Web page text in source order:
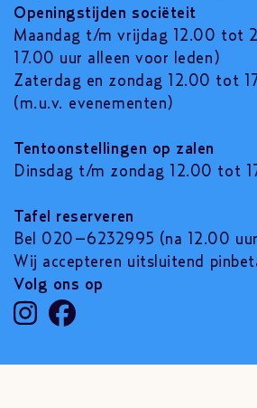
Openingstijden sociëteit
Maandag t/m vrijdag 12.00 tot
17.00 uur alleen voor leden)
Zaterdag en zondag 12.00 tot
(m.u.v. evenementen)
Tentoonstellingen op zalen
Dinsdag t/m zondag 12.00 tot
Tafel reserveren
Bel 020–6232995 (na 12.00
Wij accepteren uitsluitend
Volg ons op